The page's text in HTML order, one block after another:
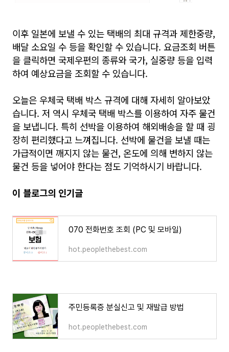
이후 일본에 보낼 수 있는 택배의 최대 규격과 제한중량,
배달 소요일 수 등을 확인할 수 있습니다. 요금조회 버튼
을 클릭하면 국제우편의 종류와 국가, 실중량 등을 입력
하여 예상요금을 조회할 수 있습니다.
오늘은 우체국 택배 박스 규격에 대해 자세히 알아보았
습니다. 저 역시 우체국 택배 박스를 이용하여 자주 물건
을 보냅니다. 특히 선박을 이용하여 해외배송을 할 때 굉
장히 편리했다고 느껴집니다. 선박에 물건을 보낼 때는
가급적이면 깨지지 않는 물건, 온도에 의해 변하지 않는
물건 등을 넣어야 한다는 점도 기억하시기 바랍니다.
이 블로그의 인기글
070 전화번호 조회 (PC 및 모바일)
hot.peoplethebest.com
주민등록증 분실신고 및 재발급 방법
hot.peoplethebest.com